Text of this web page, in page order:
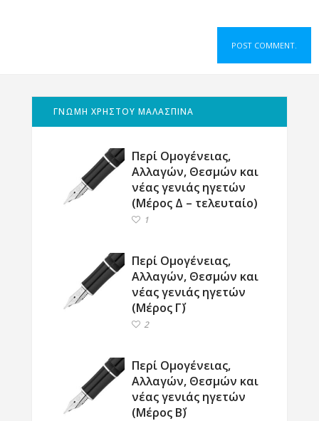
ΓΝΩΜΗ ΧΡΗΣΤΟΥ ΜΑΛΑΣΠΙΝΑ
Περί Ομογένειας,
Αλλαγών, Θεσμών και
νέας γενιάς ηγετών
(Μέρος Δ – τελευταίο)
1
Περί Ομογένειας,
Αλλαγών, Θεσμών και
νέας γενιάς ηγετών
(Μέρος Γ΄)
2
Περί Ομογένειας,
Αλλαγών, Θεσμών και
νέας γενιάς ηγετών
(Μέρος Β΄)